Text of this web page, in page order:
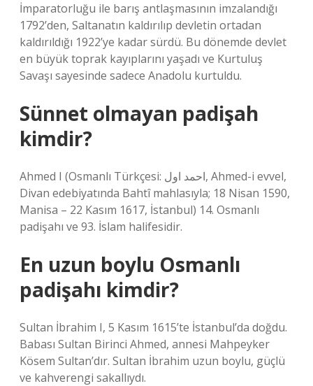
İmparatorluğu ile barış antlaşmasının imzalandığı
1792’den, Saltanatın kaldırılıp devletin ortadan
kaldırıldığı 1922’ye kadar sürdü. Bu dönemde devlet
en büyük toprak kayıplarını yaşadı ve Kurtuluş
Savaşı sayesinde sadece Anadolu kurtuldu.
Sünnet olmayan padişah
kimdir?
Ahmed I (Osmanlı Türkçesi: احمد اول, Ahmed-i evvel,
Divan edebiyatında Bahtî mahlasıyla; 18 Nisan 1590,
Manisa – 22 Kasım 1617, İstanbul) 14. Osmanlı
padişahı ve 93. İslam halifesidir.
En uzun boylu Osmanlı
padişahı kimdir?
Sultan İbrahim I, 5 Kasım 1615’te İstanbul’da doğdu.
Babası Sultan Birinci Ahmed, annesi Mahpeyker
Kösem Sultan’dır. Sultan İbrahim uzun boylu, güçlü
ve kahverengi sakallıydı.